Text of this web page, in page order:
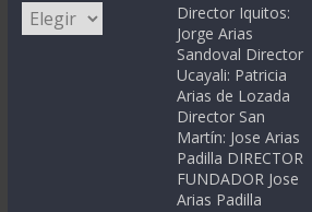
Categorías
Director Iquitos:
Jorge Arias
Sandoval Director
Ucayali: Patricia
Arias de Lozada
Director San
Martín: Jose Arias
Padilla DIRECTOR
FUNDADOR Jose
Arias Padilla